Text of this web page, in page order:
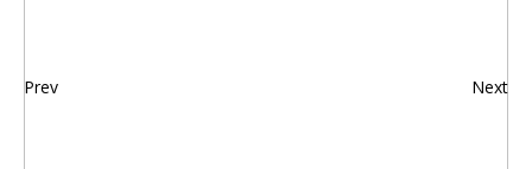
Prev Next